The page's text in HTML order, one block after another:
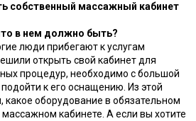
собственный массажный кабинет
в нем должно быть?
люди прибегают к услугам
открыть свой кабинет для
процедур, необходимо с большой
к его оснащению. Из этой
какое оборудование в обязательном
кабинете. А если вы хотите